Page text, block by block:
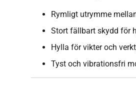
Rymligt utrymme
Stort fällbart skydd för
Hylla för vikter och
Tyst och vibrationsfri